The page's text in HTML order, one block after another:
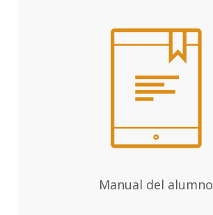
Manual del alumno